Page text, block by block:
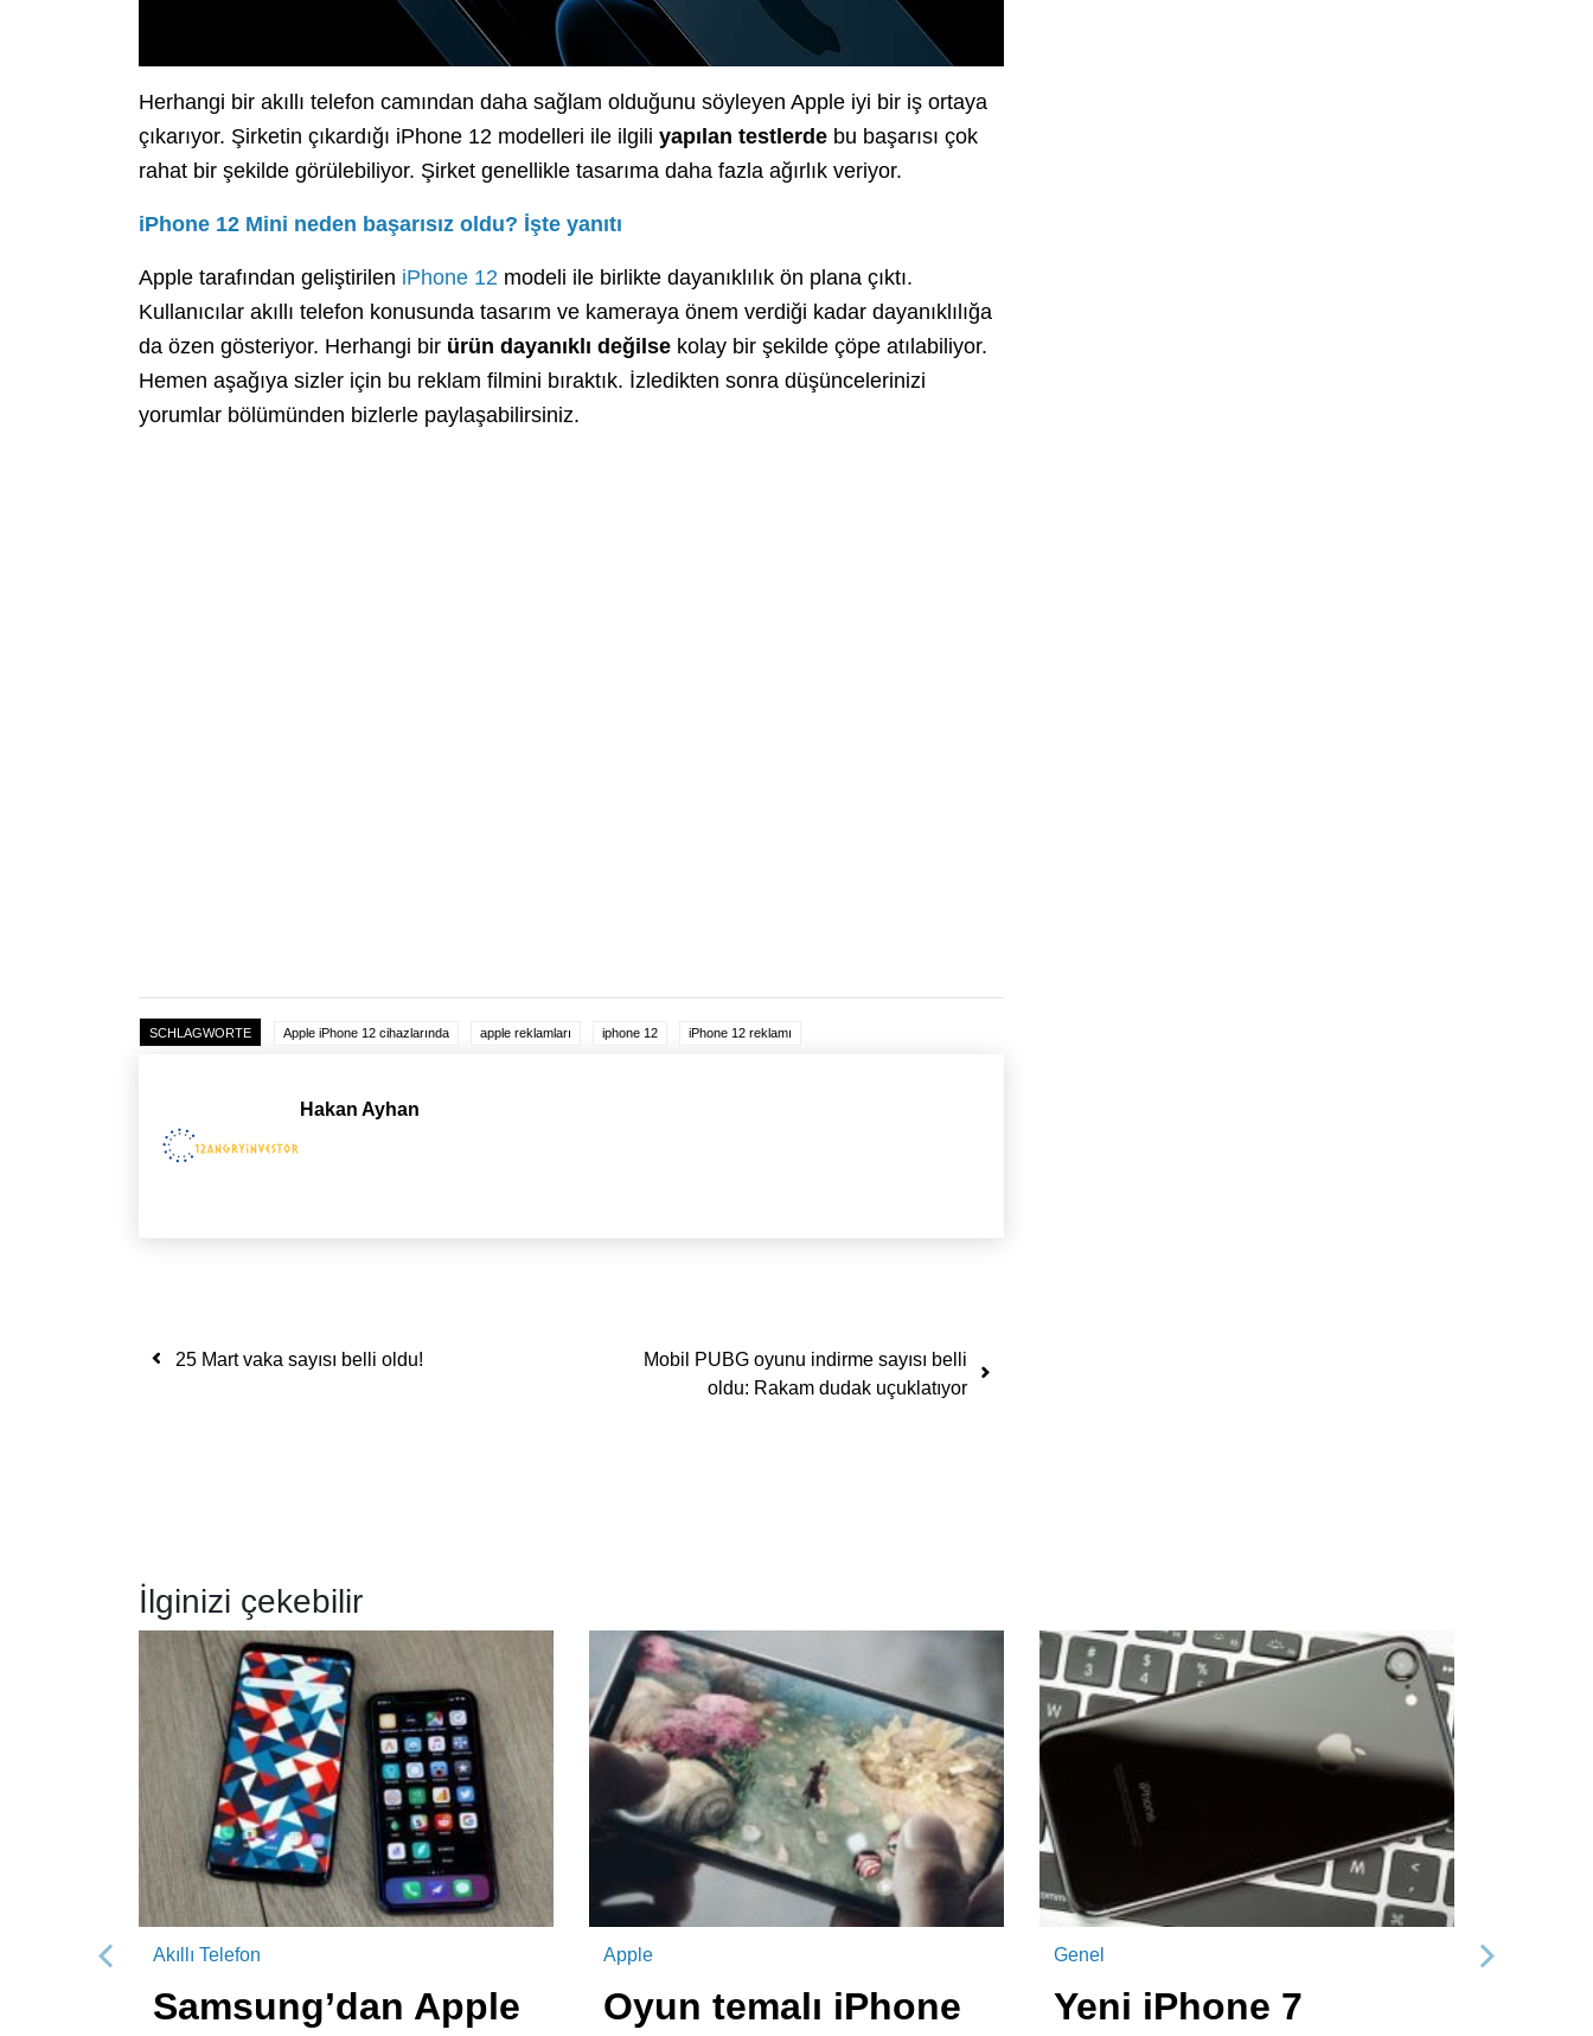
Herhangi bir akıllı telefon camından daha sağlam olduğunu söyleyen Apple iyi bir iş ortaya
çıkarıyor. Şirketin çıkardığı iPhone 12 modelleri ile ilgili yapılan testlerde bu başarısı çok
rahat bir şekilde görülebiliyor. Şirket genellikle tasarıma daha fazla ağırlık veriyor.
iPhone 12 Mini neden başarısız oldu? İşte yanıtı
Apple tarafından geliştirilen iPhone 12 modeli ile birlikte dayanıklılık ön plana çıktı.
Kullanıcılar akıllı telefon konusunda tasarım ve kameraya önem verdiği kadar dayanıklılığa
da özen gösteriyor. Herhangi bir ürün dayanıklı değilse kolay bir şekilde çöpe atılabiliyor.
Hemen aşağıya sizler için bu reklam filmini bıraktık. İzledikten sonra düşüncelerinizi
yorumlar bölümünden bizlerle paylaşabilirsiniz.
SCHLAGWORTE Apple iPhone 12 cihazlarında apple reklamları iphone 12 iPhone 12 reklamı
Hakan Ayhan
Yazı dolaşımı
25 Mart vaka sayısı belli oldu!
Mobil PUBG oyunu indirme sayısı belli
oldu: Rakam dudak uçuklatıyor
İlginizi çekebilir
Akıllı Telefon
Samsung’dan Apple
Apple
Oyun temalı iPhone
Genel
Yeni iPhone 7
Önceki Sonraki